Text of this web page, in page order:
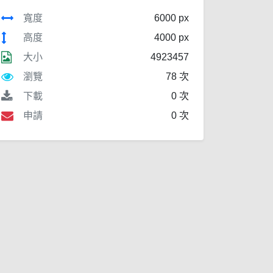
寬度
6000 px
高度
4000 px
大小
4923457
瀏覽
78 次
下載
0 次
申請
0 次